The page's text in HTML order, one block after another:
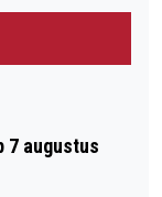
7 augustus